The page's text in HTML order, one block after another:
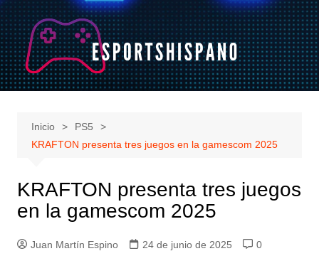
Saltar
al
contenido
Inicio
PS5
KRAFTON presenta tres juegos en la gamescom 2025
KRAFTON presenta tres juegos
en la gamescom 2025
Juan Martín Espino 24 de junio de 2025
0